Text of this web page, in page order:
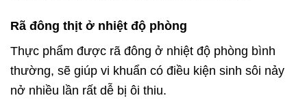
Rã đông thịt ở nhiệt độ phòng
Thực phẩm được rã đông ở nhiệt độ phòng bình
thường, sẽ giúp vi khuẩn có điều kiện sinh sôi nảy
nở nhiều lần rất dễ bị ôi thiu.